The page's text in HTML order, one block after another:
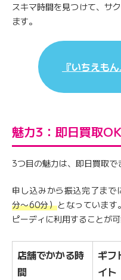
スキマ時間を見つけて、サ
ます。
『いちえも
魅力3：即日買取OK
3つ目の魅力は、即日買取で
申し込みから振込完了まで
分〜60分）となっていま
ピーディに利用することが可
店舗でかかる時
間
ギフ
イト